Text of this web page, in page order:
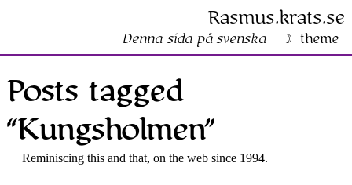
Rasmus​.krats​.se
Denna sida på svenska theme
Posts tagged
“Kungsholmen”
Reminiscing this and that, on the web since 1994.